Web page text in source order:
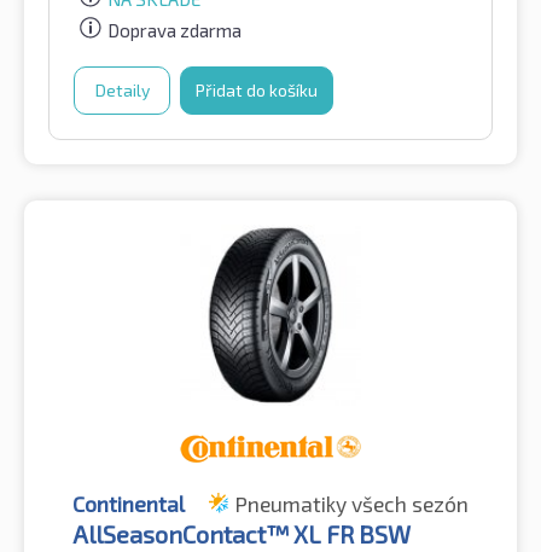
Doprava zdarma
Detaily Přidat do košíku
Continental Pneumatiky všech sezón
AllSeasonContact™ XL FR BSW